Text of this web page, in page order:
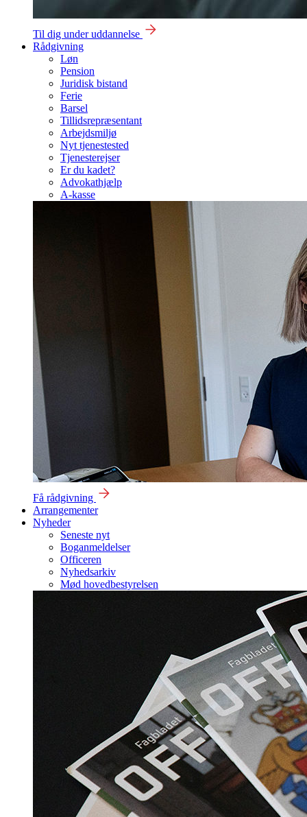
Til dig under uddannelse
Rådgivning
Løn
Pension
Juridisk bistand
Ferie
Barsel
Tillidsrepræsentant
Arbejdsmiljø
Nyt tjenestested
Tjenesterejser
Er du kadet?
Advokathjælp
A-kasse
Få rådgivning
Arrangementer
Nyheder
Seneste nyt
Boganmeldelser
Officeren
Nyhedsarkiv
Mød hovedbestyrelsen